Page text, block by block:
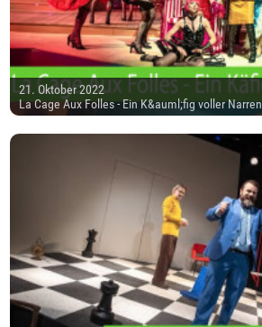
21. Oktober 2022
La Cage Aux Folles - Ein K&auml;fig voller Narren